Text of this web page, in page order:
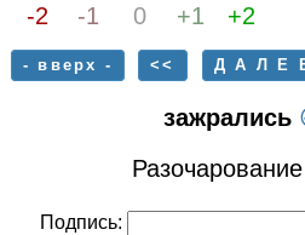
-2 -1 0 +1 +2
- вверх - << Д А Л Е
зажрались
Разочарование
Подпись: